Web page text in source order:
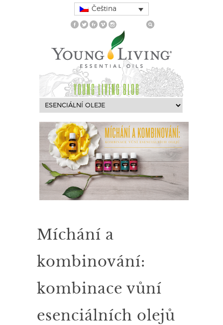
Čeština
YOUNG LIVING BLOG
Míchání a
kombinování:
kombinace vůní
esenciálních olejů